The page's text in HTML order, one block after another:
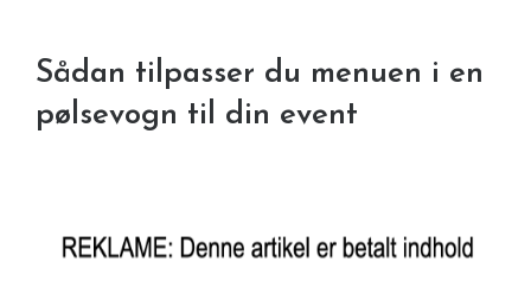
Sådan tilpasser du menuen i en
pølsevogn til din event